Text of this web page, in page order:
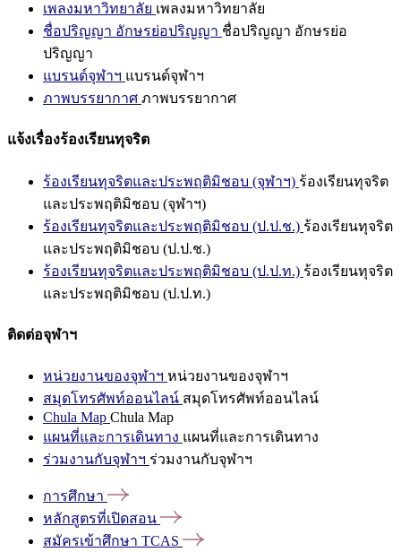
เพลงมหาวิทยาลัย เพลงมหาวิทยาลัย
ชื่อปริญญา อักษรย่อปริญญา ชื่อปริญญา อักษรย่อ
ปริญญา
แบรนด์จุฬาฯ แบรนด์จุฬาฯ
ภาพบรรยากาศ ภาพบรรยากาศ
แจ้งเรื่องร้องเรียนทุจริต
ร้องเรียนทุจริตและประพฤติมิชอบ (จุฬาฯ) ร้องเรียนทุจริต
และประพฤติมิชอบ (จุฬาฯ)
ร้องเรียนทุจริตและประพฤติมิชอบ (ป.ป.ช.) ร้องเรียนทุจริต
และประพฤติมิชอบ (ป.ป.ช.)
ร้องเรียนทุจริตและประพฤติมิชอบ (ป.ป.ท.) ร้องเรียนทุจริต
และประพฤติมิชอบ (ป.ป.ท.)
ติดต่อจุฬาฯ
หน่วยงานของจุฬาฯ หน่วยงานของจุฬาฯ
สมุดโทรศัพท์ออนไลน์ สมุดโทรศัพท์ออนไลน์
Chula Map Chula Map
แผนที่และการเดินทาง แผนที่และการเดินทาง
ร่วมงานกับจุฬาฯ ร่วมงานกับจุฬาฯ
การศึกษา
หลักสูตรที่เปิดสอน
สมัครเข้าศึกษา TCAS